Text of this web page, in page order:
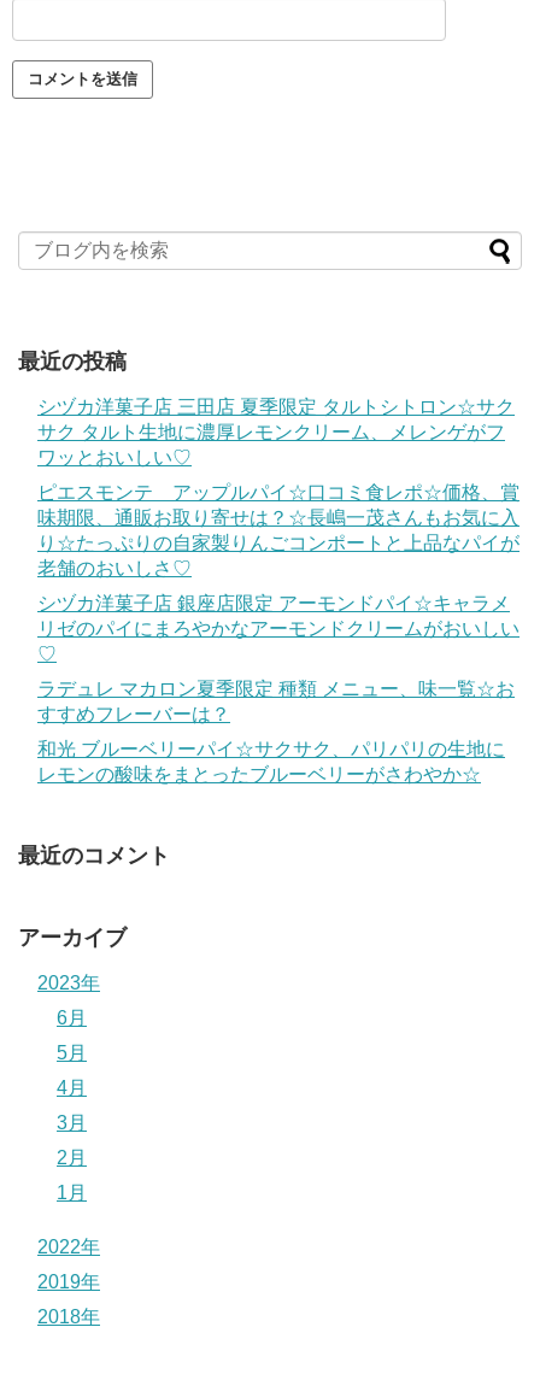
最近の投稿
シヅカ洋菓子店 三田店 夏季限定 タルトシトロン☆サク
サク タルト生地に濃厚レモンクリーム、メレンゲがフ
ワッとおいしい♡
ピエスモンテ アップルパイ☆口コミ食レポ☆価格、賞
味期限、通販お取り寄せは？☆長嶋一茂さんもお気に入
り☆たっぷりの自家製りんごコンポートと上品なパイが
老舗のおいしさ♡
シヅカ洋菓子店 銀座店限定 アーモンドパイ☆キャラメ
リゼのパイにまろやかなアーモンドクリームがおいしい
♡
ラデュレ マカロン夏季限定 種類 メニュー、味一覧☆お
すすめフレーバーは？
和光 ブルーベリーパイ☆サクサク、パリパリの生地に
レモンの酸味をまとったブルーベリーがさわやか☆
最近のコメント
アーカイブ
2023年
6月
5月
4月
3月
2月
1月
2022年
2019年
2018年